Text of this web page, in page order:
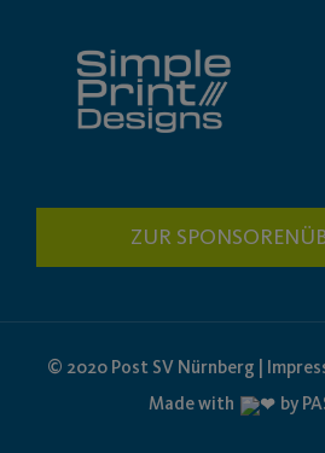
ZUR
© 2020 Post SV Nürnberg |
Made with
by